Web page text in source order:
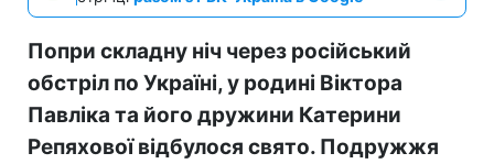
Попри складну ніч через російський
обстріл по Україні, у родині Віктора
Павліка та його дружини Катерини
Репяхової відбулося свято. Подружжя